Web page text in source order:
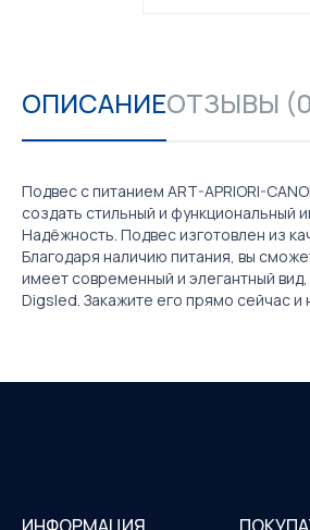
ОПИСАНИЕОТЗЫВЫ
Подвес с питанием ART-APRIORI-
создать стильный и функциональный
Надёжность. Подвес изготовлен из
Благодаря наличию питания, вы
имеет современный и элегантный
Digsled. Закажите его прямо сейчас
ИНФОРМАЦИЯ